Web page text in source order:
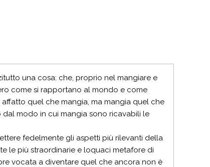
una cosa: che, proprio nel mangiare e
come si rapportano al mondo e come
quel che mangia, ma mangia quel che
dal modo in cui mangia sono ricavabili le
fedelmente gli aspetti più rilevanti della
le più straordinarie e loquaci metafore di
vocata a diventare quel che ancora non è